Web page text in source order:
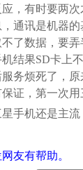
，有时要两
通讯是机器
了数据，要
结果SD卡上
务烦死了，
证，第一次
手机还是主流
友有帮助。